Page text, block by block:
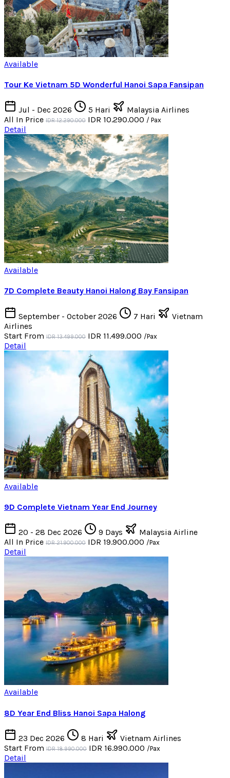
Available
Tour Ke Vietnam 5D Wonderful Hanoi Sapa Fansipan
Jul - Dec 2026 5 Hari
Malaysia Airlines
All In Price IDR 12.290.000 IDR 10.290.000 / Pax
Detail
Available
7D Complete Beauty Hanoi Halong Bay Fansipan
September - October 2026 7 Hari
Vietnam
Airlines
Start From IDR 13.499.000 IDR 11.499.000 /Pax
Detail
Available
9D Complete Vietnam Year End Journey
20 - 28 Dec 2026 9 Days
Malaysia Airline
All In Price IDR 21.900.000 IDR 19.900.000 /Pax
Detail
Available
8D Year End Bliss Hanoi Sapa Halong
23 Dec 2026 8 Hari
Vietnam Airlines
Start From IDR 18.990.000 IDR 16.990.000 /Pax
Detail